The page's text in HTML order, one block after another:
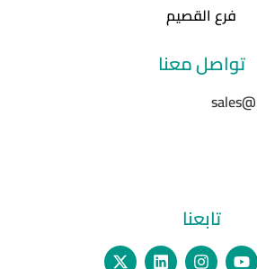
فرع القصيم
تواصل معنا
تابعنا